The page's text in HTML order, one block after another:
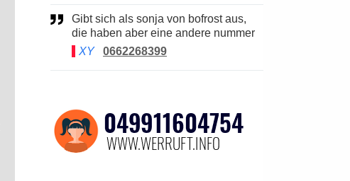
Gibt sich als sonja von bofrost aus,
die haben aber eine andere nummer
XY
0662268399